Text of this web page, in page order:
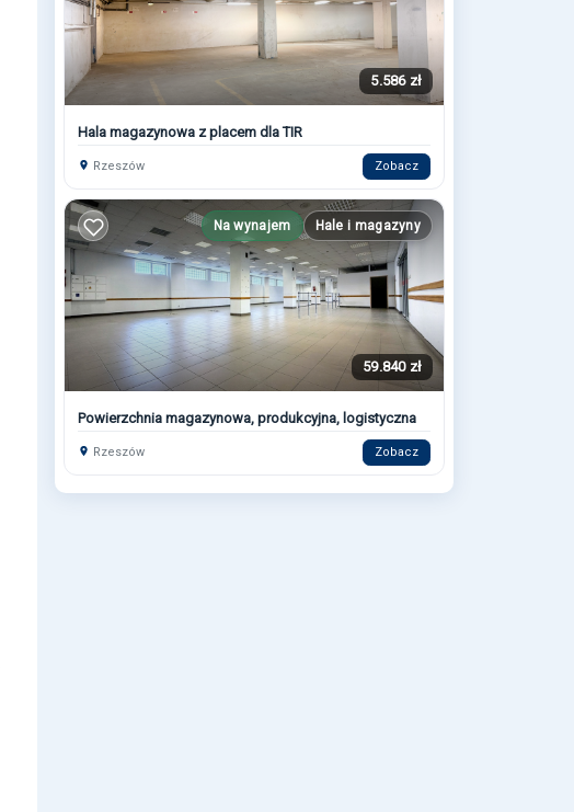
5.586 zł
Hala magazynowa z placem dla TIR
Rzeszów Zobacz
Na wynajem Hale i magazyny
59.840 zł
Powierzchnia magazynowa, produkcyjna, logistyczna
Rzeszów Zobacz